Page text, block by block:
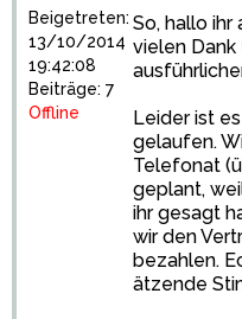
Beigetreten:
13/10/2014
19:42:08
Beiträge: 7
Offline
So, hallo
vielen
Leider ist
gelaufen.
Telefonat
geplant,
ihr gesagt
wir den
bezahlen.
ätzende